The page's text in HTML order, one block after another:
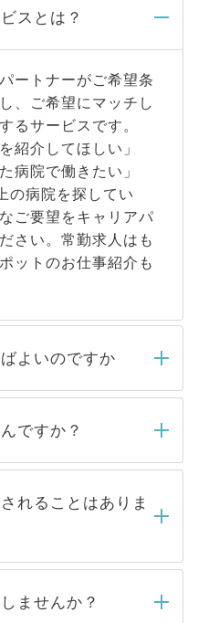
スとは？
ートナーがご希望条
、ご希望にマッチし
るサービスです。
紹介してほしい」
病院で働きたい」
の病院を探してい
ご要望をキャリアパ
さい。常勤求人はも
ットのお仕事紹介も
よいのですか
ら、弊社担当者がご
の後メールもしくは
以内にはご連絡をせて
ばらくお待ちくださ
ですか？
り扱っている求人の
イトからご覧いただ
です。非公開求人は
一般には公開してい
め 人気のある医療機
れることはありま
ことは一切ありませ
から内定をいただい
ませんか？